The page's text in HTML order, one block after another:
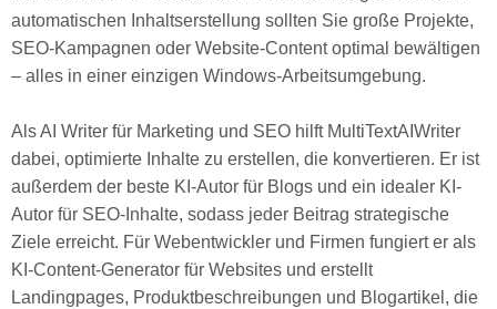
automatischen Inhaltserstellung sollten Sie große Projekte,
SEO-Kampagnen oder Website-Content optimal bewältigen
– alles in einer einzigen Windows-Arbeitsumgebung.
Als AI Writer für Marketing und SEO hilft MultiTextAIWriter
dabei, optimierte Inhalte zu erstellen, die konvertieren. Er ist
außerdem der beste KI-Autor für Blogs und ein idealer KI-
Autor für SEO-Inhalte, sodass jeder Beitrag strategische
Ziele erreicht. Für Webentwickler und Firmen fungiert er als
KI-Content-Generator für Websites und erstellt
Landingpages, Produktbeschreibungen und Blogartikel, die